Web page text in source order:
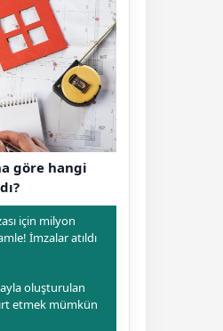
göre hangi
için milyon
İmzalar atıldı
oluşturulan
etmek mümkün